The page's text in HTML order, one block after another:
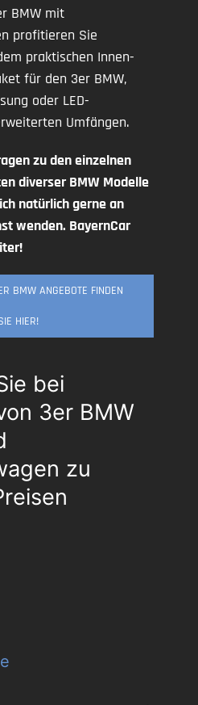
BMW mit
profitieren Sie
praktischen Innen-
für den 3er BMW,
oder LED-
Umfängen.
zu den einzelnen
diverser BMW Modelle
natürlich gerne an
wenden. BayernCar
BMW ANGEBOTE FINDEN
HIER!
bei
3er BMW
zu